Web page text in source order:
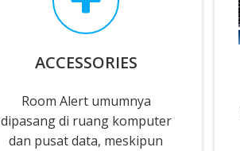
ACCESSORIES
Room Alert umumnya
dipasang di ruang komputer
dan pusat data, meskipun